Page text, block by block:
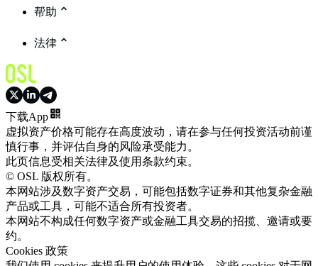
帮助
法律
下载App
虚拟资产价格可能存在高度波动，请在参与任何投资活动前谨
慎行事，并评估自身的风险承受能力。
此页信息受相关法律及使用条款约束。
© OSL 版权所有。
本网站涉及数字资产交易，可能包括数字证券和其他复杂金融
产品或工具，可能不适合所有投资者。
本网站不构成任何数字资产或金融工具交易的招揽、邀请或要
约。
Cookies 政策